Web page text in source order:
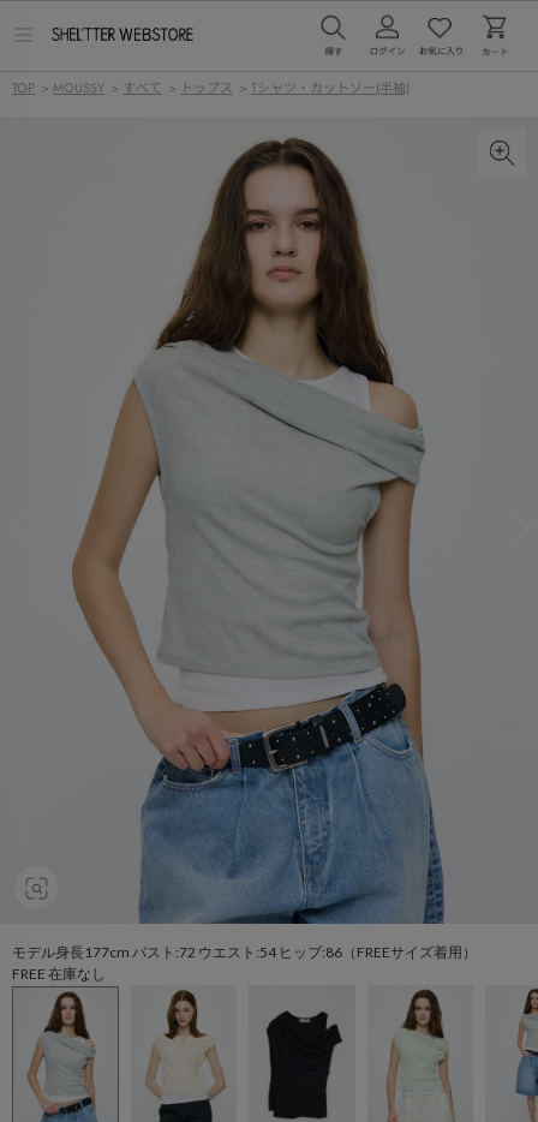
ー
TOP > MOUSSY > すべて > トップス > Tシャツ・カットソー(半袖)
モデル身長177cm バスト:72 ウエスト:54 ヒップ:86（FREEサイズ着用）
FREE 在庫なし